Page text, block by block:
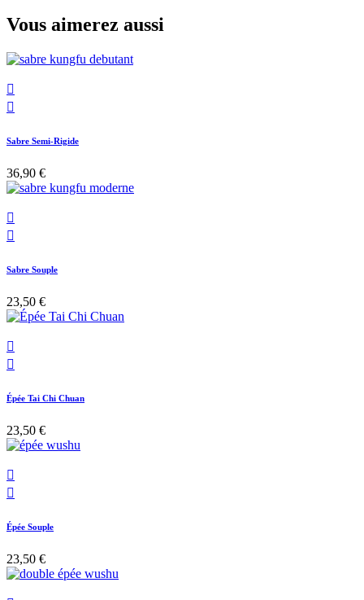
Vous aimerez aussi


Sabre Semi-Rigide
36,90 €


Sabre Souple
23,50 €


Épée Tai Chi Chuan
23,50 €


Épée Souple
23,50 €